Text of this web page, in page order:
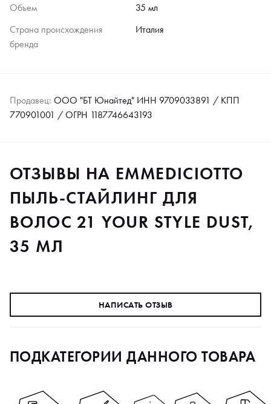
Объем
35 мл
Страна происхождения
бренда
Италия
Продавец: ООО "БТ Юнайтед" ИНН 9709033891 / КПП
770901001 / ОГРН 1187746643193
ОТЗЫВЫ НА EMMEDICIOTTO
ПЫЛЬ-СТАЙЛИНГ ДЛЯ
ВОЛОС 21 YOUR STYLE DUST,
35 МЛ
НАПИСАТЬ ОТЗЫВ
ПОДКАТЕГОРИИ ДАННОГО ТОВАРА